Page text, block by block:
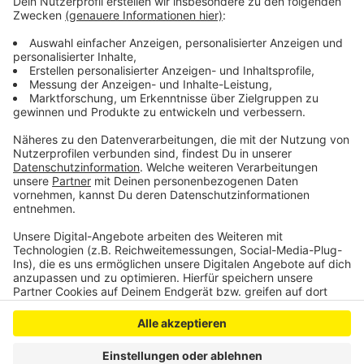
Anzeige
in der Hosentasche. Immerhin gibt es fast 3 Millionen
deutsche Wikipedia-Artikel. Und unser Moderator
Hendrik Frost dachte sich: 'Es wird Zeit, dass sich das
alles mal jemand durchliest!'
Anzeige
Anzeige